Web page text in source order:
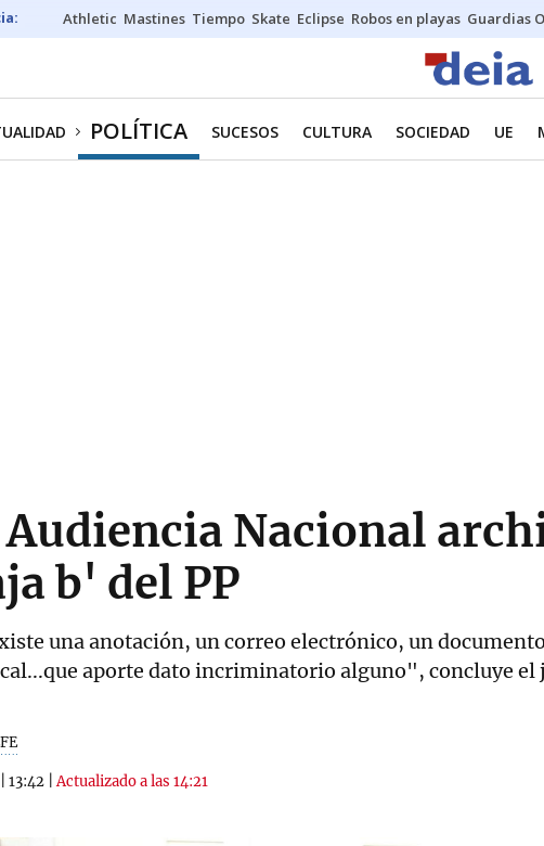
Athletic Mastines Tiempo Skate Eclipse Robos en playas Guardias
POLÍTICA SUCESOS CULTURA SOCIEDAD UE
Nacional
b' del PP
una anotación, un correo electrónico, un
aporte dato incriminatorio alguno", concluye el
13:42 |Actualizado a las 14:21